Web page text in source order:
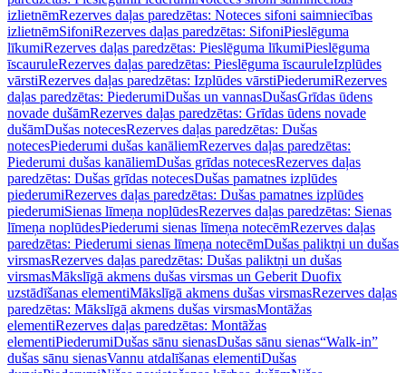
izlietnēmRezerves daļas paredzētas: Noteces sifoni saimniecības
izlietnēmSifoniRezerves daļas paredzētas: SifoniPieslēguma
līkumiRezerves daļas paredzētas: Pieslēguma līkumiPieslēguma
īscauruleRezerves daļas paredzētas: Pieslēguma īscauruleIzplūdes
vārstiRezerves daļas paredzētas: Izplūdes vārstiPiederumiRezerves
daļas paredzētas: PiederumiDušas un vannasDušasGrīdas ūdens
novade dušāmRezerves daļas paredzētas: Grīdas ūdens novade
dušāmDušas notecesRezerves daļas paredzētas: Dušas
notecesPiederumi dušas kanāliemRezerves daļas paredzētas:
Piederumi dušas kanāliemDušas grīdas notecesRezerves daļas
paredzētas: Dušas grīdas notecesDušas pamatnes izplūdes
piederumiRezerves daļas paredzētas: Dušas pamatnes izplūdes
piederumiSienas līmeņa noplūdesRezerves daļas paredzētas: Sienas
līmeņa noplūdesPiederumi sienas līmeņa notecēmRezerves daļas
paredzētas: Piederumi sienas līmeņa notecēmDušas paliktņi un dušas
virsmasRezerves daļas paredzētas: Dušas paliktņi un dušas
virsmasMākslīgā akmens dušas virsmas un Geberit Duofix
uzstādīšanas elementiMākslīgā akmens dušas virsmasRezerves daļas
paredzētas: Mākslīgā akmens dušas virsmasMontāžas
elementiRezerves daļas paredzētas: Montāžas
elementiPiederumiDušas sānu sienasDušas sānu sienas“Walk-in”
dušas sānu sienasVannu atdalīšanas elementiDušas